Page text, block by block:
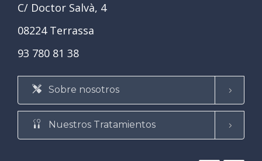
C/ Doctor Salvà, 4
08224 Terrassa
93 780 81 38
Sobre nosotros
Nuestros Tratamientos